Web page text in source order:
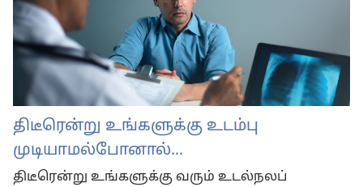
திடீரென்று உங்களுக்கு உடம்பு
முடியாமல்போனால்...
திடீரென்று உங்களுக்கு வரும் உடல்நலப்